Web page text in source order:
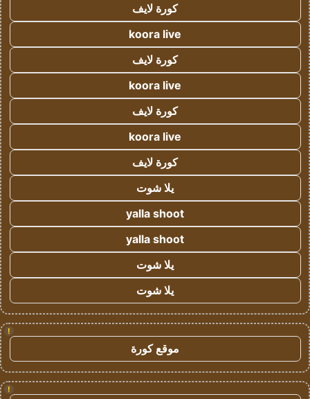
كورة لايف
koora live
كورة لايف
koora live
كورة لايف
koora live
كورة لايف
يلا شوت
yalla shoot
yalla shoot
يلا شوت
يلا شوت
!
موقع كورة
!